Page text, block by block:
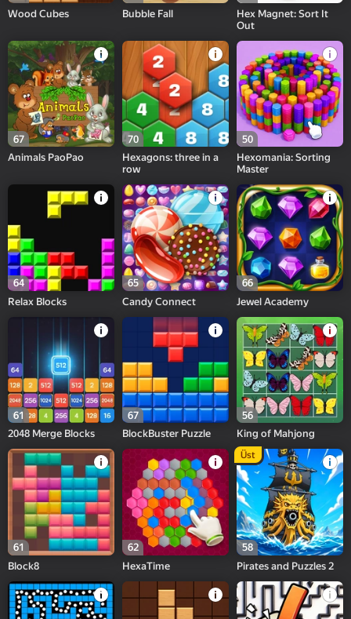
Wood Cubes
Bubble Fall
Hex Magnet: Sort It
Out
67
Animals PaoPao
70
Hexagons: three in a
row
50
Hexomania: Sorting
Master
64
Relax Blocks
65
Candy Connect
66
Jewel Academy
61
2048 Merge Blocks
67
BlockBuster Puzzle
56
King of Mahjong
61
Block8
62
HexaTime
58
Üst
Pirates and Puzzles 2